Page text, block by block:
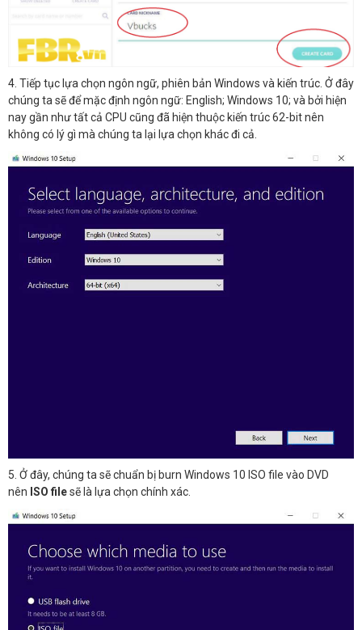
4. Tiếp tục lựa chọn ngôn ngữ, phiên bản Windows và kiến trúc. Ở đây
chúng ta sẽ để mặc định ngôn ngữ: English; Windows 10; và bởi hiện
nay gần như tất cả CPU cũng đã hiện thuộc kiến trúc 62-bit nên
không có lý gì mà chúng ta lại lựa chọn khác đi cả.
5. Ở đây, chúng ta sẽ chuẩn bị burn Windows 10 ISO file vào DVD
nên ISO filesẽ là lựa chọn chính xác.